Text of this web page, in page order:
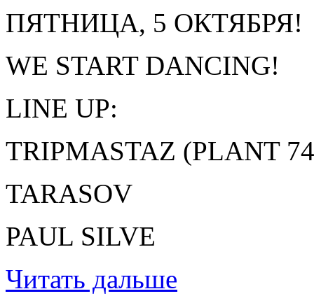
ПЯТНИЦА, 5 ОКТЯБРЯ!
WE START DANCING!
LINE UP:
TRIPMASTAZ (PLANT
TARASOV
PAUL SILVE
Читать дальше